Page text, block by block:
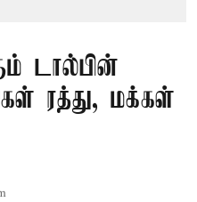
டால்பின்
ரத்து, மக்கள்